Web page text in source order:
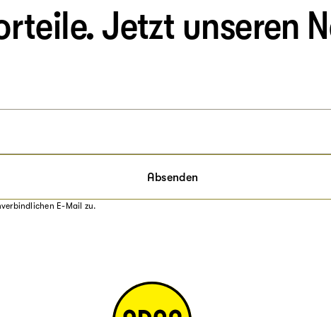
Jetzt unseren
Absenden
E-Mail zu.